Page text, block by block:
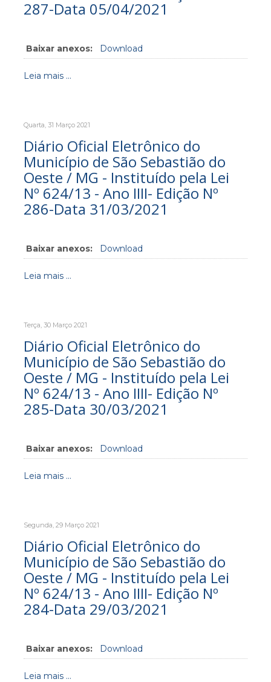
287-Data 05/04/2021
Baixar anexos: Download
Leia mais ...
Quarta, 31 Março 2021
Diário Oficial Eletrônico do
Município de São Sebastião do
Oeste / MG - Instituído pela Lei
Nº 624/13 - Ano IIII- Edição Nº
286-Data 31/03/2021
Baixar anexos: Download
Leia mais ...
Terça, 30 Março 2021
Diário Oficial Eletrônico do
Município de São Sebastião do
Oeste / MG - Instituído pela Lei
Nº 624/13 - Ano IIII- Edição Nº
285-Data 30/03/2021
Baixar anexos: Download
Leia mais ...
Segunda, 29 Março 2021
Diário Oficial Eletrônico do
Município de São Sebastião do
Oeste / MG - Instituído pela Lei
Nº 624/13 - Ano IIII- Edição Nº
284-Data 29/03/2021
Baixar anexos: Download
Leia mais ...